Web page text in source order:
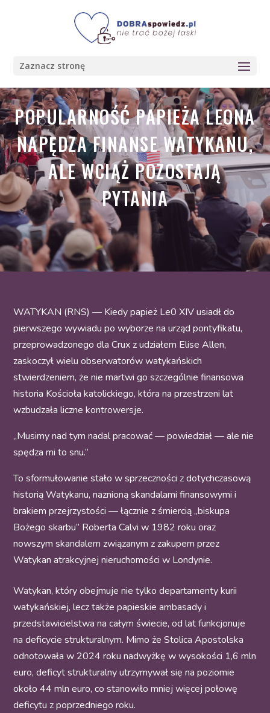
Zaznacz stronę
POPULARNOŚĆ PAPIEŻA LEONA
NAPĘDZA FINANSE WATYKANU,
ALE WCIĄŻ POZOSTAJĄ
PYTANIA
WATYKAN (RNS) — Kiedy papież Le0 XIV usiadł do
pierwszego wywiadu po wyborze na urząd pontyfikatu,
przeprowadzonego dla Crux z udziałem Elise Allen,
zaskoczył wielu obserwatorów watykańskich
stwierdzeniem, że nie martwi go szczególnie finansowa
historia Kościoła katolickiego, która na przestrzeni lat
wzbudzała liczne kontrowersje.
„Musimy nad tym nadal pracować — powiedział — ale nie
spędza mi to snu.”
To sformułowanie stało w sprzeczności z dotychczasową
historią Watykanu, naznioną skandalami finansowymi i
brakiem przejrzystości — łącznie z śmiercią „biskupa
Bożego skarbu” Roberta Calvi w 1982 roku oraz
nowszym skandalem związanym z zakupem przez
Watykan atrakcyjnej nieruchomości w Londynie.
Watykan, który obejmuje nie tylko departamenty kurii
watykańskiej, lecz także papieskie ambasady i
przedstawicielstwa na całym świecie, od lat funkcjonuje
na deficycie strukturalnym. Mimo że Stolica Apostolska
odnotowała w 2024 roku nadwyżkę w wysokości 1,6 mln
euro, deficyt strukturalny utrzymywał się na poziomie
około 44 mln euro, co stanowiło mniej więcej połowę
deficytu z poprzedniego roku.